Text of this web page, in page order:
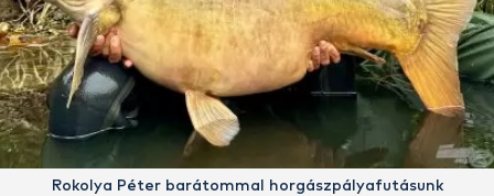
Rokolya Péter barátommal horgászpályafutásunk